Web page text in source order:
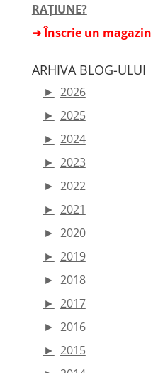
RAȚIUNE?
➜ Înscrie un magazin
ARHIVA BLOG-ULUI
► 2026
► 2025
► 2024
► 2023
► 2022
► 2021
► 2020
► 2019
► 2018
► 2017
► 2016
► 2015